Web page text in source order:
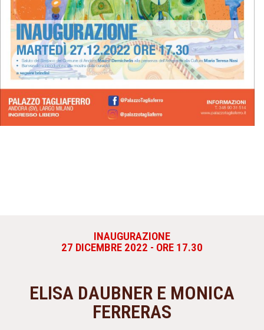
INAUGURAZIONE
27 DICEMBRE 2022 - ORE 17.30
ELISA DAUBNER E MONICA
FERRERAS